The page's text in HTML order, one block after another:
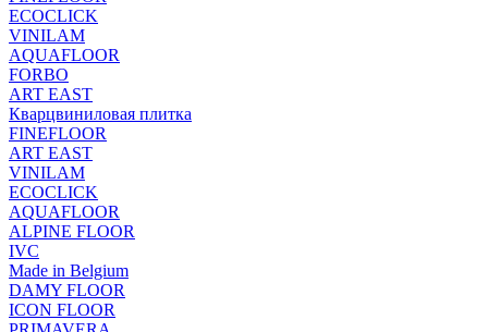
ECOCLICK
VINILAM
AQUAFLOOR
FORBO
ART EAST
Кварцвиниловая плитка
FINEFLOOR
ART EAST
VINILAM
ECOCLICK
AQUAFLOOR
ALPINE FLOOR
IVC
Made in Belgium
DAMY FLOOR
ICON FLOOR